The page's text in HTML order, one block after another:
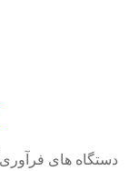
دستگاه های